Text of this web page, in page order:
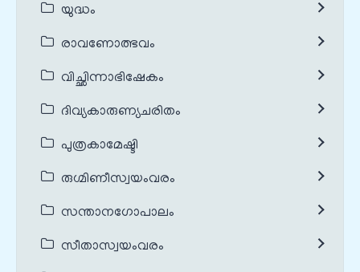
യുദ്ധം
രാവണോത്ഭവം
വിച്ഛിന്നാഭിഷേകം
ദിവ്യകാരുണ്യചരിതം
പുത്രകാമേഷ്ടി
രുഗ്മിണീസ്വയംവരം
സന്താനഗോപാലം
സീതാസ്വയംവരം